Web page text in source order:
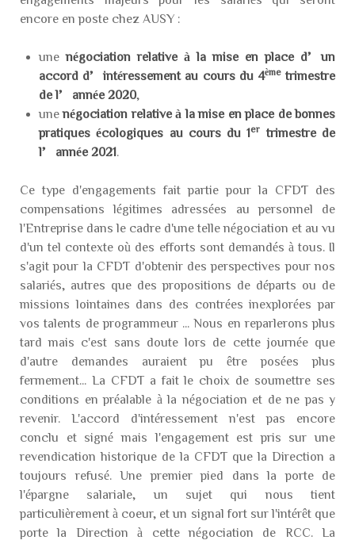
encore en poste chez AUSY :
unenégociation relative à la mise en place d’un
accord d’intéressement au cours du 4èmetrimestre
de l’année 2020,
unenégociation relative à la mise en place de bonnes
pratiques écologiques au cours du 1er
trimestre de
l’année 2021
Ce type d'engagements fait partie pour la CFDT des
compensations légitimes adressées au personnel de
l'Entreprise dans le cadre d'une telle négociation et au vu
d'un tel contexte où des efforts sont demandés à tous. Il
s'agit pour la CFDT d'obtenir des perspectives pour nos
salariés, autres que des propositions de départs ou de
missions lointaines dans des contrées inexplorées par
vos talents de programmeur ... Nous en reparlerons plus
tard mais c'est sans doute lors de cette journée que
d'autre demandes auraient pu être posées plus
fermement... La CFDT a fait le choix de soumettre ses
conditions en préalable à la négociation et de ne pas y
revenir. L'accord d'intéressement n'est pas encore
conclu et signé mais l'engagement est pris sur une
revendication historique de la CFDT que la Direction a
toujours refusé. Une premier pied dans la porte de
l'épargne salariale, un sujet qui nous tient
particulièrement à coeur, et un signal fort sur l'intérêt que
porte la Direction à cette négociation de RCC. La